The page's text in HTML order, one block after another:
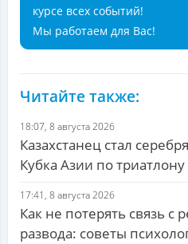
курсе всех событий!
Мы работаем для Вас!
Читайте также:
18:07, 8 августа 2026
Казахстанец стал
Кубка Азии по триатлону
17:41, 8 августа 2026
Как не потерять связь с
развода: советы